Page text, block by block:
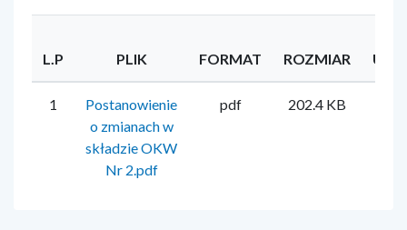
L.P PLIK FORMAT ROZMIAR
1
Postanowienie
o zmianach w
składzie OKW
Nr 2.pdf
pdf 202.4 KB